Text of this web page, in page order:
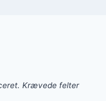
Krævede felter